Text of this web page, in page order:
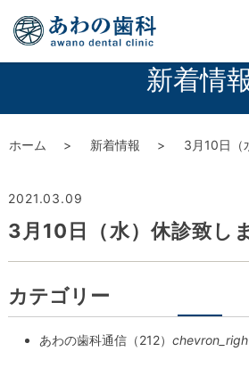
新着情
ホーム 新着情報 3月10日（
2021.03.09
3月10日（水）休診致し
カテゴリー
あわの歯科通信（212）